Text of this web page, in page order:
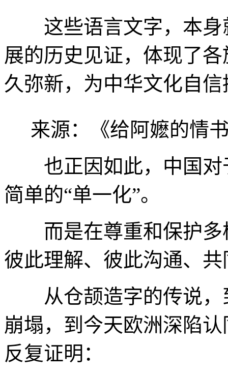
这些语言文字，本身
展的历史见证，体现了
久弥新，为中华文化自
来源：《给阿嬷的情
也正因如此，中国对
简单的“单一化”。
而是在尊重和保护多
彼此理解、彼此沟通、
从仓颉造字的传说，
崩塌，到今天欧洲深陷
反复证明：